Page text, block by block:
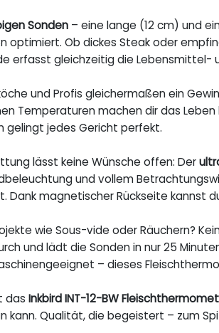
Sonden – eine lange (12 cm) und
optimiert. Ob dickes Steak oder
erfasst gleichzeitig die Lebensmittel-
und Profis gleichermaßen ein
Temperaturen machen dir das
gelingt jedes Gericht perfekt.
lässt keine Wünsche offen: Der
und vollem
Dank magnetischer Rückseite kannst
wie Sous-vide oder Räuchern?
und lädt die Sonden in nur 25
– dieses
dasInkbird INT-12-BW
kann. Qualität, die begeistert – zum